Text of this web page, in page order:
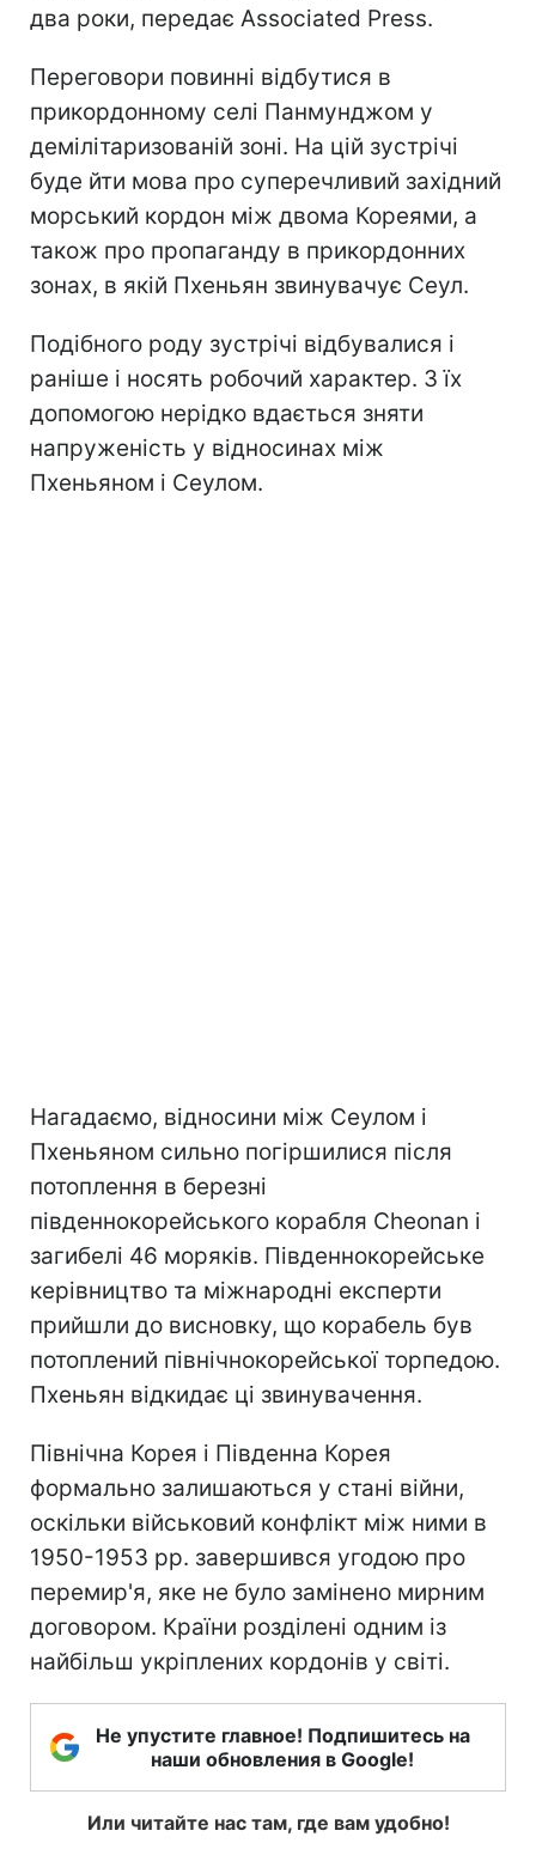
два роки, передає Associated Press.
Переговори повинні відбутися в
прикордонному селі Панмунджом у
демілітаризованій зоні. На цій зустрічі
буде йти мова про суперечливий західний
морський кордон між двома Кореями, а
також про пропаганду в прикордонних
зонах, в якій Пхеньян звинувачує Сеул.
Подібного роду зустрічі відбувалися і
раніше і носять робочий характер. З їх
допомогою нерідко вдається зняти
напруженість у відносинах між
Пхеньяном і Сеулом.
Нагадаємо, відносини між Сеулом і
Пхеньяном сильно погіршилися після
потоплення в березні
південнокорейського корабля Cheonan і
загибелі 46 моряків. Південнокорейське
керівництво та міжнародні експерти
прийшли до висновку, що корабель був
потоплений північнокорейської торпедою.
Пхеньян відкидає ці звинувачення.
Північна Корея і Південна Корея
формально залишаються у стані війни,
оскільки військовий конфлікт між ними в
1950-1953 рр. завершився угодою про
перемир'я, яке не було замінено мирним
договором. Країни розділені одним із
найбільш укріплених кордонів у світі.
Не упустите главное! Подпишитесь на
наши обновления в Google!
Или читайте нас там, где вам удобно!